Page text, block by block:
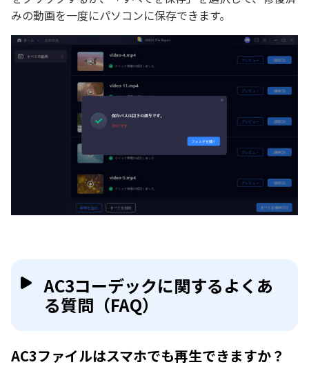
みの動画を一度にパソコンに保存できます。
AC3コーデックに関するよくあ
る質問（FAQ）
AC3ファイルはスマホでも再生できますか？